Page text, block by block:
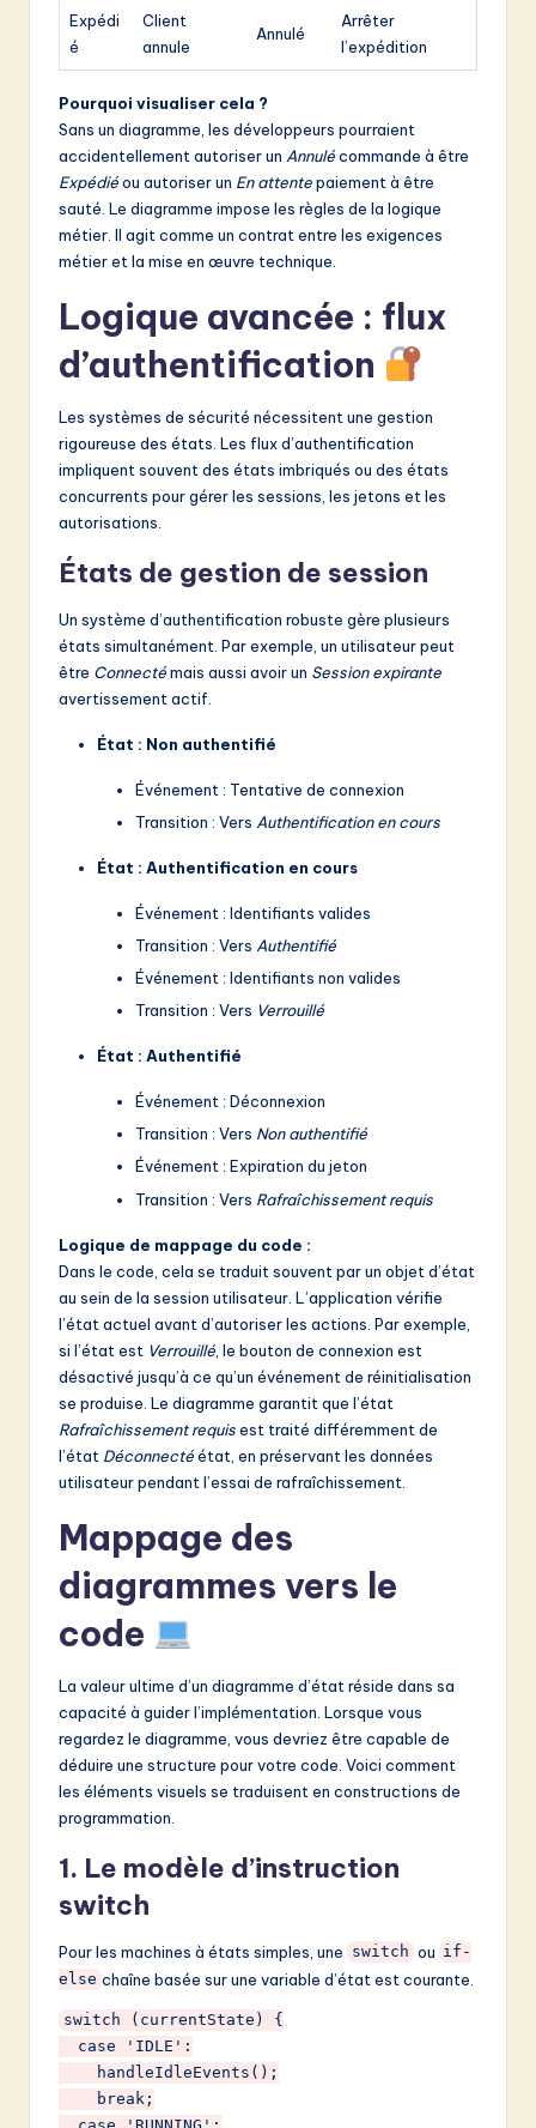
Expédi
é
Client
annule
Annulé
Arrêter
l’expédition
Pourquoi visualiser cela ?
Sans un diagramme, les développeurs pourraient
accidentellement autoriser un Annulécommande à être
Expédiéou autoriser un En attentepaiement à être
sauté. Le diagramme impose les règles de la logique
métier. Il agit comme un contrat entre les exigences
métier et la mise en œuvre technique.
Logique avancée : flux
d’authentification
Les systèmes de sécurité nécessitent une gestion
rigoureuse des états. Les flux d’authentification
impliquent souvent des états imbriqués ou des états
concurrents pour gérer les sessions, les jetons et les
autorisations.
États de gestion de session
Un système d’authentification robuste gère plusieurs
états simultanément. Par exemple, un utilisateur peut
être Connectémais aussi avoir un Session expirante
avertissement actif.
État : Non authentifié
Événement : Tentative de connexion
Transition : Vers Authentification en cours
État : Authentification en cours
Événement : Identifiants valides
Transition : Vers Authentifié
Événement : Identifiants non valides
Transition : Vers Verrouillé
État : Authentifié
Événement : Déconnexion
Transition : Vers Non authentifié
Événement : Expiration du jeton
Transition : Vers Rafraîchissement requis
Logique de mappage du code :
Dans le code, cela se traduit souvent par un objet d’état
au sein de la session utilisateur. L’application vérifie
l’état actuel avant d’autoriser les actions. Par exemple,
si l’état est Verrouillé , le bouton de connexion est
désactivé jusqu’à ce qu’un événement de réinitialisation
se produise. Le diagramme garantit que l’état
Rafraîchissement requisest traité différemment de
l’état Déconnectéétat, en préservant les données
utilisateur pendant l’essai de rafraîchissement.
Mappage des
diagrammes vers le
code
La valeur ultime d’un diagramme d’état réside dans sa
capacité à guider l’implémentation. Lorsque vous
regardez le diagramme, vous devriez être capable de
déduire une structure pour votre code. Voici comment
les éléments visuels se traduisent en constructions de
programmation.
1. Le modèle d’instruction
switch
Pour les machines à états simples, une switch ou if-
else chaîne basée sur une variable d’état est courante.
switch (currentState) {
  case 'IDLE':
    handleIdleEvents();
    break;